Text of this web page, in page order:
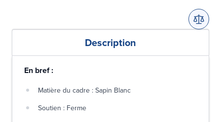
Description
En bref :
Matière du cadre : Sapin Blanc
Soutien : Ferme